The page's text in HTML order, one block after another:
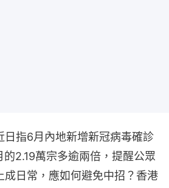
日指6月內地新增新冠病毒確診
2.19萬宗多逾兩倍，提醒公眾
成日常，應如何避免中招？香港